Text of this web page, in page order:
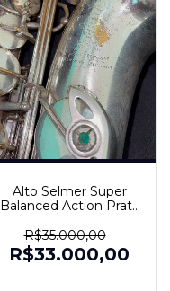
Alto Selmer Super
Balanced Action Prata
R$35.000,00
R$33.000,00